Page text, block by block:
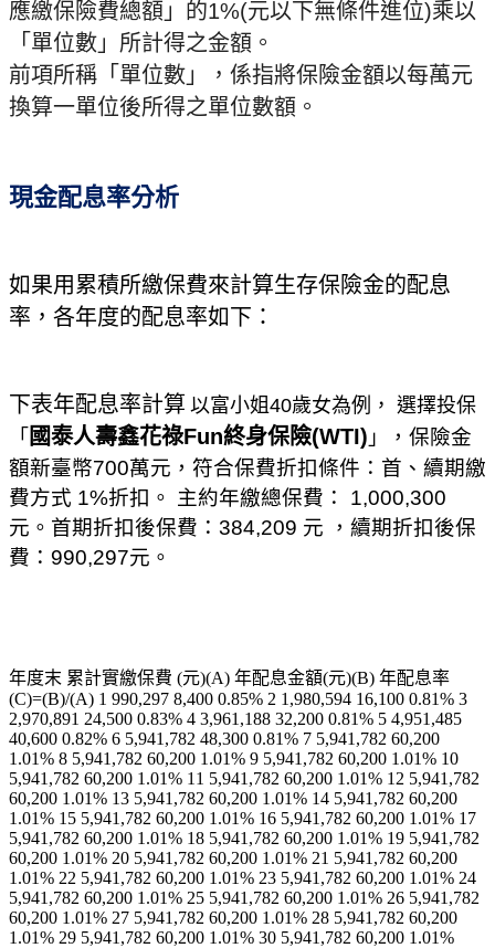
應繳保險費總額」的1%(元以下無條件進位)乘以
「單位數」所計得之金額。
前項所稱「單位數」，係指將保險金額以每萬元
換算一單位後所得之單位數額。
現金配息率分析
如果用累積所繳保費來計算生存保險金的配息
率，各年度的配息率如下：
下表年配息率計算 以富小姐40歲女為例， 選擇投保
「 國泰人壽鑫花祿Fun終身保險(WTI) 」
，保險金
額新臺幣700萬元，符合保費折扣條件：首、續期繳
費方式 1%折扣。 主約年繳總保費： 1,000,300
元。首期折扣後保費：384,209 元 ，續期折扣後保
費：990,297元。
年度末 累計實繳保費 (元)(A) 年配息金額(元)(B) 年配息率
(C)=(B)/(A) 1 990,297 8,400 0.85% 2 1,980,594 16,100 0.81% 3
2,970,891 24,500 0.83% 4 3,961,188 32,200 0.81% 5 4,951,485
40,600 0.82% 6 5,941,782 48,300 0.81% 7 5,941,782 60,200
1.01% 8 5,941,782 60,200 1.01% 9 5,941,782 60,200 1.01% 10
5,941,782 60,200 1.01% 11 5,941,782 60,200 1.01% 12 5,941,782
60,200 1.01% 13 5,941,782 60,200 1.01% 14 5,941,782 60,200
1.01% 15 5,941,782 60,200 1.01% 16 5,941,782 60,200 1.01% 17
5,941,782 60,200 1.01% 18 5,941,782 60,200 1.01% 19 5,941,782
60,200 1.01% 20 5,941,782 60,200 1.01% 21 5,941,782 60,200
1.01% 22 5,941,782 60,200 1.01% 23 5,941,782 60,200 1.01% 24
5,941,782 60,200 1.01% 25 5,941,782 60,200 1.01% 26 5,941,782
60,200 1.01% 27 5,941,782 60,200 1.01% 28 5,941,782 60,200
1.01% 29 5,941,782 60,200 1.01% 30 5,941,782 60,200 1.01%